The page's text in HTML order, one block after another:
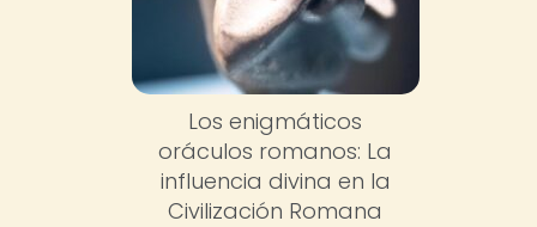
Los enigmáticos
oráculos romanos: La
influencia divina en la
Civilización Romana